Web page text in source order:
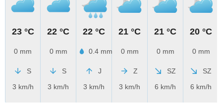
23 °C
0 mm
S
3 km/h
22 °C
0 mm
S
3 km/h
22 °C
0.4 mm
J
3 km/h
21 °C
0 mm
Z
3 km/h
21 °C
0 mm
SZ
6 km/h
20 °C
0 mm
SZ
6 km/h